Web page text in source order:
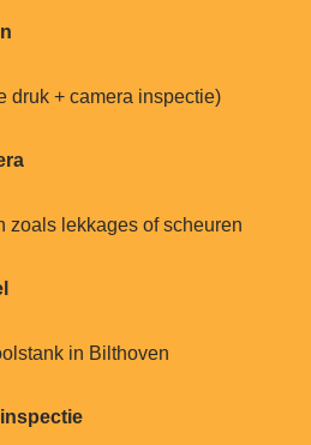
druk + camera inspectie)
zoals lekkages of scheuren
in Bilthoven